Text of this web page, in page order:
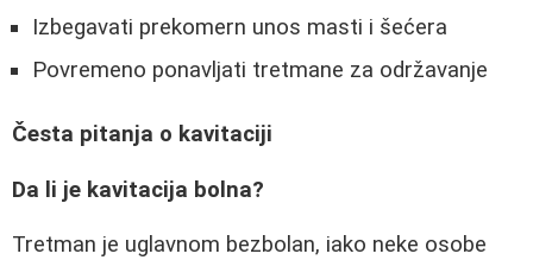
Izbegavati prekomern unos masti i šećera
Povremeno ponavljati tretmane za održavanje
Česta pitanja o kavitaciji
Da li je kavitacija bolna?
Tretman je uglavnom bezbolan, iako neke osobe